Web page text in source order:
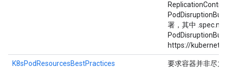
署，其中
https://
K8sPodResourcesBestPractices
要求容器并非尽力